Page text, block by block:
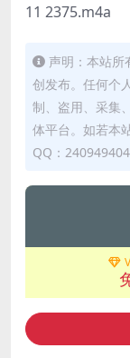
11 2375.m4a
声明：本站所
创发布。任何个
制、盗用、采集
体平台。如若本
QQ：240949404